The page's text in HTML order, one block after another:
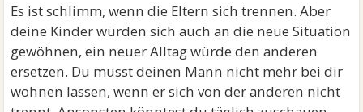
Es ist schlimm, wenn die Eltern sich trennen. Aber
deine Kinder würden sich auch an die neue Situation
gewöhnen, ein neuer Alltag würde den anderen
ersetzen. Du musst deinen Mann nicht mehr bei dir
wohnen lassen, wenn er sich von der anderen nicht